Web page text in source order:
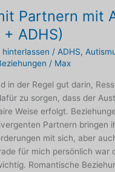
Partnern mit
ADHS)
hinterlassen /ADHS,
/ Max
in der Regel gut darin,
zu sorgen, dass der
Weise erfolgt.
Partnern bringen
mit sich, aber
für mich persönlich war
Romantische